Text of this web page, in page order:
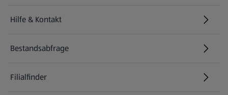
Hilfe & Kontakt
(öffnet in einem neuen Tab)
Bestandsabfrage
(öffnet in einem neuen Tab)
Filialfinder